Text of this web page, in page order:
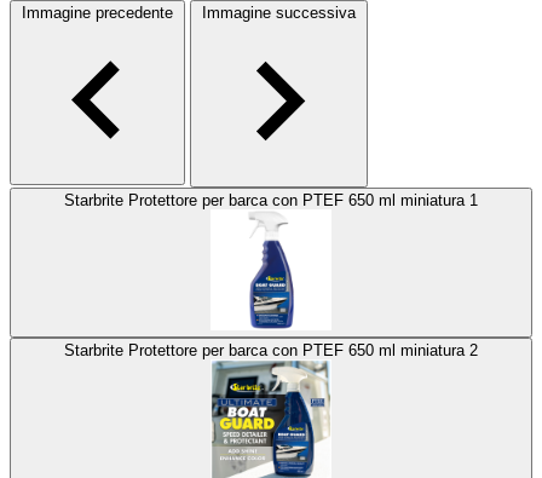
Immagine precedente Immagine successiva
Starbrite Protettore per barca con PTEF 650 ml miniatura 1
Starbrite Protettore per barca con PTEF 650 ml miniatura 2